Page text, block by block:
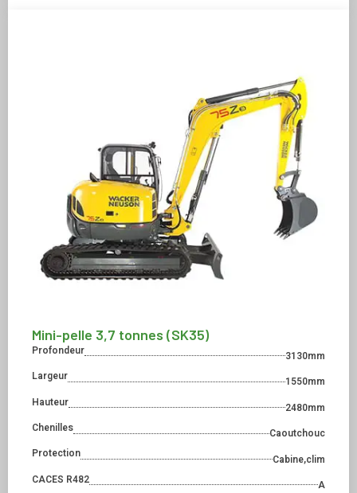
Mini-pelle 3,7 tonnes (SK35)
Profondeur
3130mm
Largeur
1550mm
Hauteur
2480mm
Chenilles
Caoutchouc
Protection
Cabine,clim
CACES R482
A